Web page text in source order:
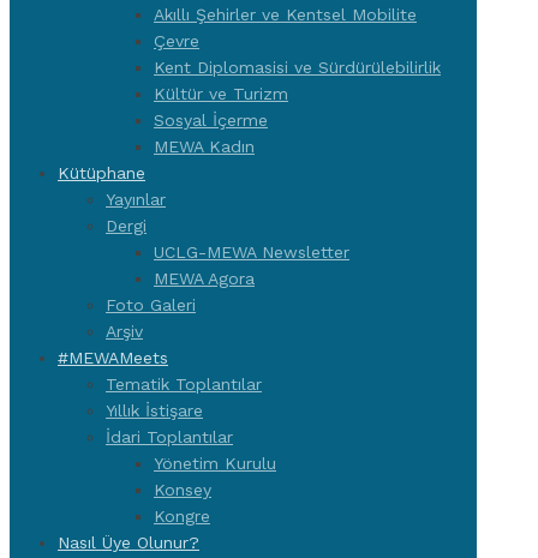
Akıllı Şehirler ve Kentsel Mobilite
Çevre
Kent Diplomasisi ve Sürdürülebilirlik
Kültür ve Turizm
Sosyal İçerme
MEWA Kadın
Kütüphane
Yayınlar
Dergi
UCLG-MEWA Newsletter
MEWA Agora
Foto Galeri
Arşiv
#MEWAMeets
Tematik Toplantılar
Yıllık İstişare
İdari Toplantılar
Yönetim Kurulu
Konsey
Kongre
Nasıl Üye Olunur?